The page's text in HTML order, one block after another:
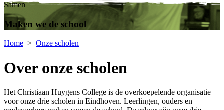
Samen
Maken we de school
Home > Onze scholen
Over onze scholen
Het Christiaan Huygens College is de overkoepelende organisatie
voor onze drie scholen in Eindhoven. Leerlingen, ouders en